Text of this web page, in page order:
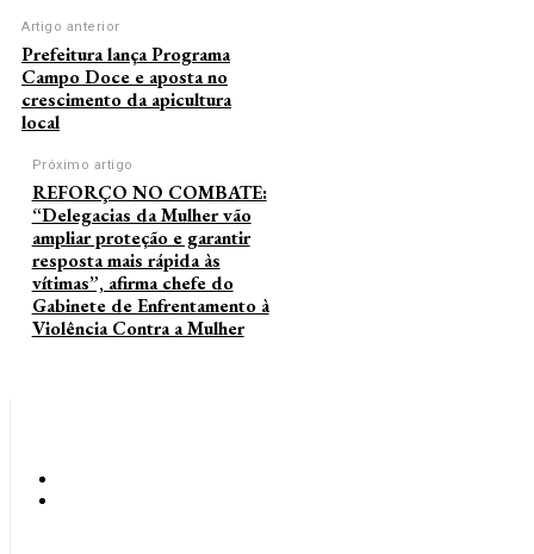
Artigo anterior
Prefeitura lança Programa
Campo Doce e aposta no
crescimento da apicultura
local
Próximo artigo
REFORÇO NO COMBATE:
“Delegacias da Mulher vão
ampliar proteção e garantir
resposta mais rápida às
vítimas”, afirma chefe do
Gabinete de Enfrentamento à
Violência Contra a Mulher